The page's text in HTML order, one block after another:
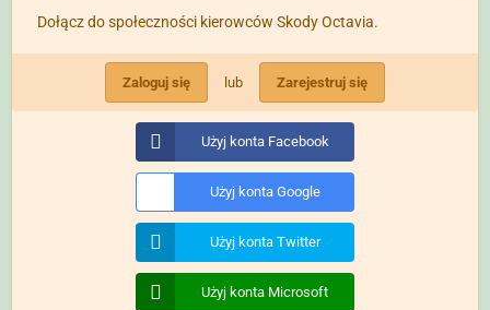
Dołącz do społeczności kierowców Skody Octavia.
Zaloguj się lub Zarejestruj się
Użyj konta Facebook
Użyj konta Google
Użyj konta Twitter
Użyj konta Microsoft